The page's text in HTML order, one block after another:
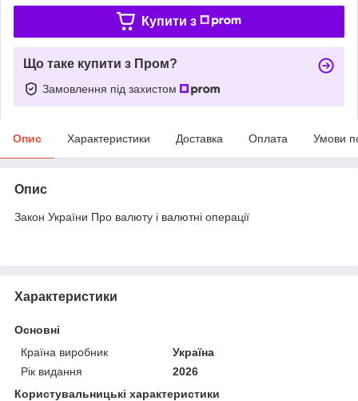
Купити з
Що таке купити з Пром?
Замовлення під захистом
Опис Характеристики Доставка Оплата Умови
Опис
Закон України Про валюту і валютні операції
Характеристики
Основні
Країна виробник
Україна
Рік видання
2026
Користувальницькі характеристики